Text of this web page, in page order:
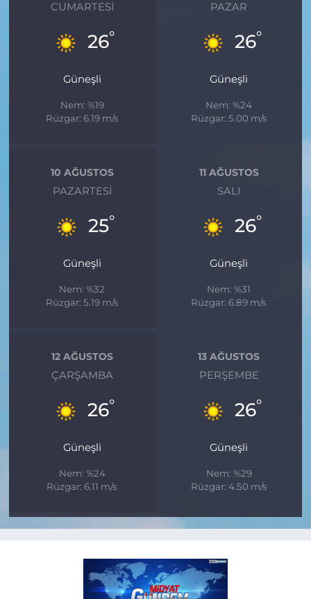
CUMARTESI
26°
Güneşli
Nem: %19
Rüzgar: 6.19 m/s
PAZAR
26°
Güneşli
Nem: %24
Rüzgar: 5.00 m/s
10 AĞUSTOS
PAZARTESI
25°
Güneşli
Nem: %32
Rüzgar: 5.19 m/s
11 AĞUSTOS
SALI
26°
Güneşli
Nem: %31
Rüzgar: 6.89 m/s
12 AĞUSTOS
ÇARŞAMBA
26°
Güneşli
Nem: %24
Rüzgar: 6.11 m/s
13 AĞUSTOS
PERŞEMBE
26°
Güneşli
Nem: %29
Rüzgar: 4.50 m/s